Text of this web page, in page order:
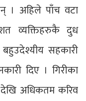
। अहिले पाँच वटा
व्यक्तिहरुकै दुध
सहकारी
दिए । गिरीका
अधिकतम करिव